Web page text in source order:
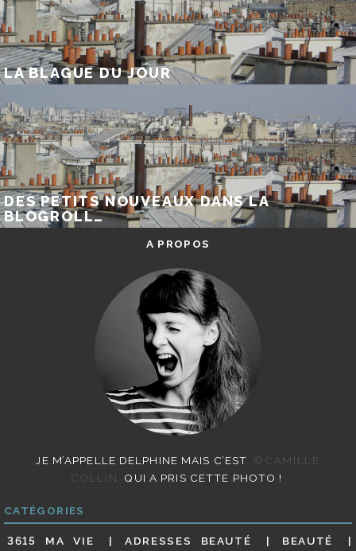
LA BLAGUE DU JOUR
DES PETITS NOUVEAUX DANS LA
BLOGROLL…
A PROPOS
JE M’APPELLE DELPHINE MAIS C’EST
©CAMILLE
COLLIN
QUI A PRIS CETTE PHOTO !
CATÉGORIES
3615 MA VIE ADRESSES BEAUTÉ
BEAUTÉ